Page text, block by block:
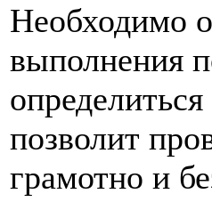
Необходимо
выполнения
позволит
грамотно и